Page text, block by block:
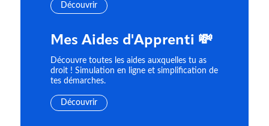
Découvrir
Mes Aides d'Apprenti 💸
Découvre toutes les aides auxquelles tu as
droit ! Simulation en ligne et simplification de
tes démarches.
Découvrir